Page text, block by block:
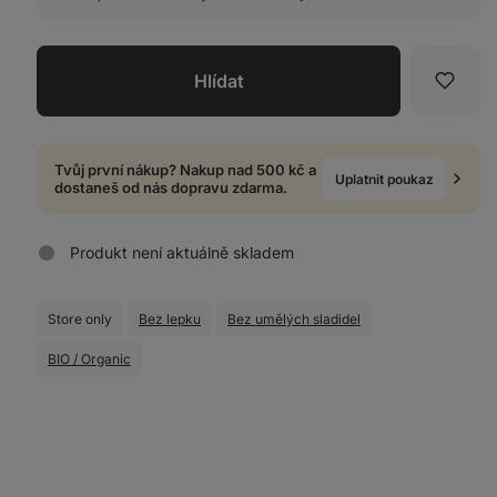
Hlídat
Tvůj první nákup? Nakup nad 500 kč a
dostaneš od nás dopravu zdarma.
Uplatnit poukaz
Produkt není aktuálně skladem
Store only Bez lepku Bez umělých sladidel
BIO / Organic